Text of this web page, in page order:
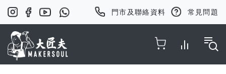
門市及聯絡資料 常見問題